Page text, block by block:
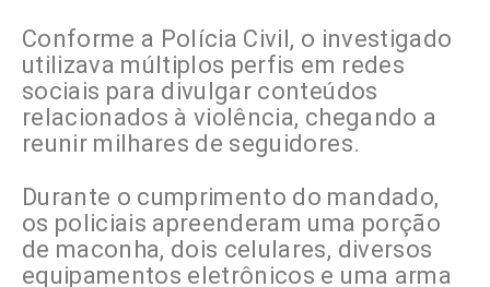
Conforme a Polícia Civil, o investigado
utilizava múltiplos perfis em redes
sociais para divulgar conteúdos
relacionados à violência, chegando a
reunir milhares de seguidores.
Durante o cumprimento do mandado,
os policiais apreenderam uma porção
de maconha, dois celulares, diversos
equipamentos eletrônicos e uma arma